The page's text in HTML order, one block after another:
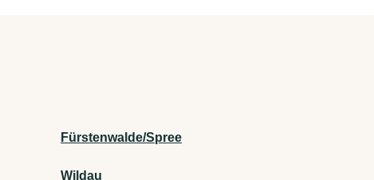
Fürstenwalde/Spree
Wildau